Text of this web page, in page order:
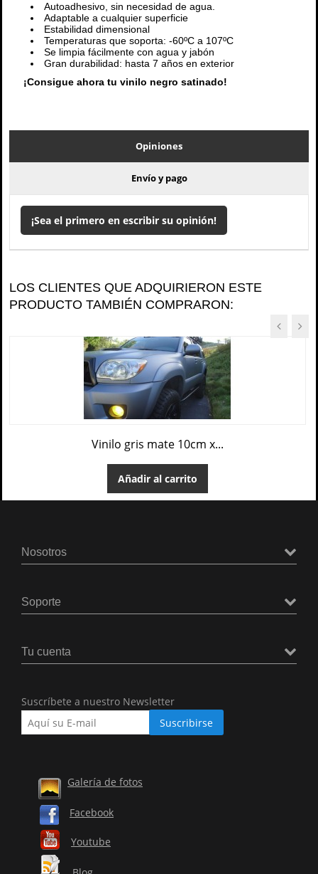
Autoadhesivo, sin necesidad de agua.
Adaptable a cualquier superficie
Estabilidad dimensional
Temperaturas que soporta: -60ºC a 107ºC
Se limpia fácilmente con agua y jabón
Gran durabilidad: hasta 7 años en exterior
¡Consigue ahora tu vinilo negro satinado!
Opiniones
Envío y pago
¡Sea el primero en escribir su opinión!
LOS CLIENTES QUE ADQUIRIERON ESTE
PRODUCTO TAMBIÉN COMPRARON:
Vinilo gris mate 10cm x...
Añadir al carrito
Nosotros
Soporte
Tu cuenta
Suscríbete a nuestro Newsletter
Galería de fotos
Facebook
Youtube